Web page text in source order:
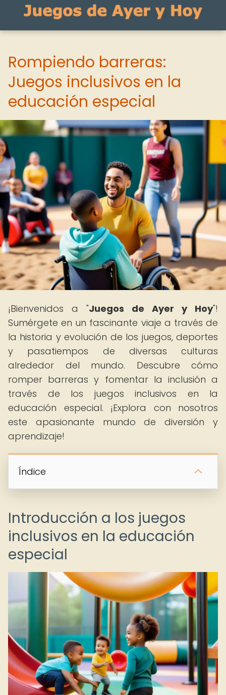
Rompiendo barreras:
Juegos inclusivos en la
educación especial
¡Bienvenidos a "Juegos de Ayer y Hoy"!
Sumérgete en un fascinante viaje a través de
la historia y evolución de los juegos, deportes
y pasatiempos de diversas culturas
alrededor del mundo. Descubre cómo
romper barreras y fomentar la inclusión a
través de los juegos inclusivos en la
educación especial. ¡Explora con nosotros
este apasionante mundo de diversión y
aprendizaje!
Índice
Introducción a los juegos
inclusivos en la educación
especial